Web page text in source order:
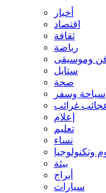
أخبار
اقتصاد
ثقافة
رياضة
وموسيقى
ستايل
صحة
سياحة وسفر
غرائب
إعلام
تعليم
نساء
وتكنولوجيا
بيئة
أبراج
سيارات